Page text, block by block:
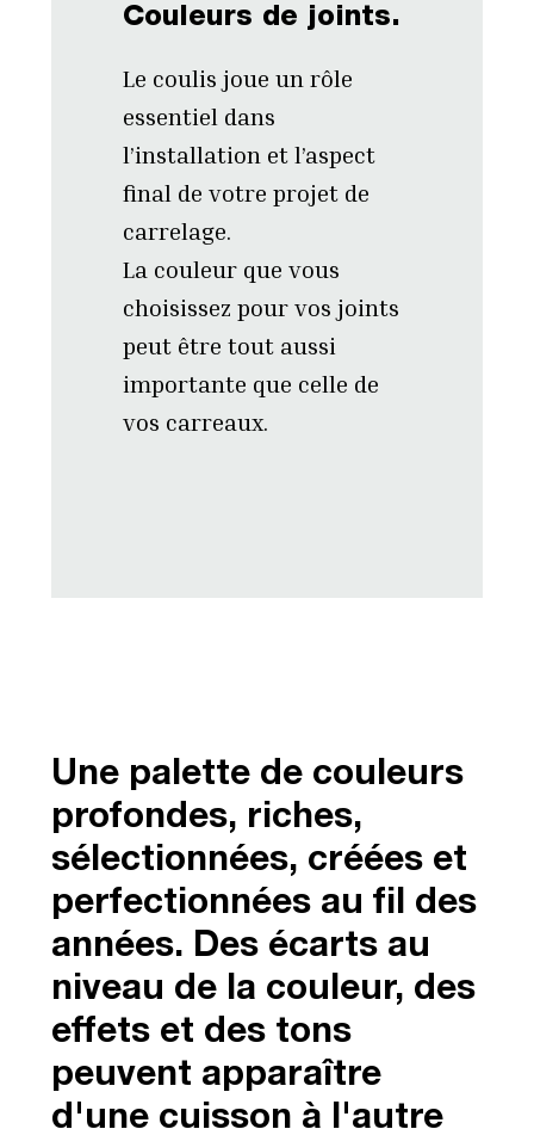
Couleurs de joints.
Le coulis joue un rôle
essentiel dans
l’installation et l’aspect
final de votre projet de
carrelage.
La couleur que vous
choisissez pour vos joints
peut être tout aussi
importante que celle de
vos carreaux.
Une palette de couleurs
profondes, riches,
sélectionnées, créées et
perfectionnées au fil des
années. Des écarts au
niveau de la couleur, des
effets et des tons
peuvent apparaître
d'une cuisson à l'autre